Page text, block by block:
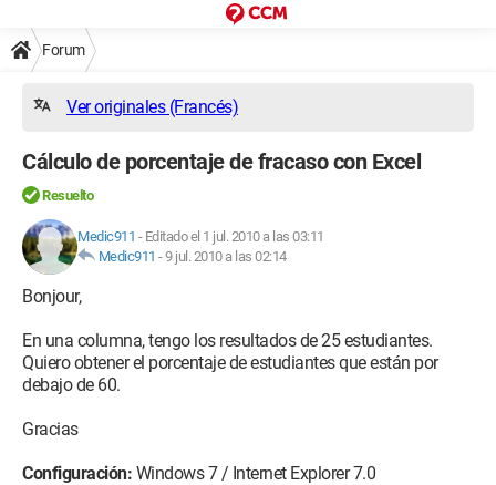
Forum
Ver originales (Francés)
Cálculo de porcentaje de fracaso con Excel
Resuelto
Medic911 - Editado el 1 jul. 2010 a las 03:11
Medic911 -9 jul. 2010 a las 02:14
Bonjour,
En una columna, tengo los resultados de 25 estudiantes.
Quiero obtener el porcentaje de estudiantes que están por
debajo de 60.
Gracias
Configuración: Windows 7 / Internet Explorer 7.0